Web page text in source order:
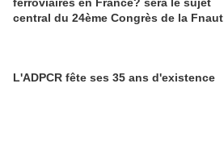
central du 24ème Congrès de la Fnaut
L'ADPCR fête ses 35 ans d'existence